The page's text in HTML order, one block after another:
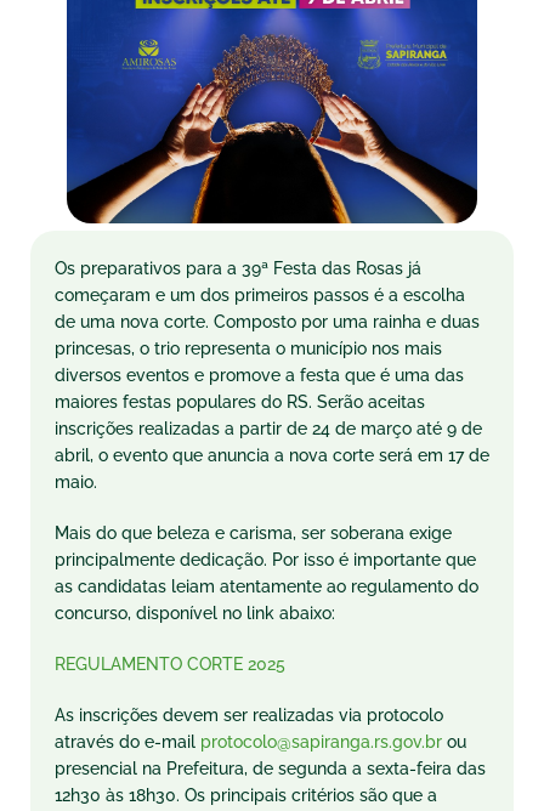
Os preparativos para a 39ª Festa das Rosas já
começaram e um dos primeiros passos é a escolha
de uma nova corte. Composto por uma rainha e duas
princesas, o trio representa o município nos mais
diversos eventos e promove a festa que é uma das
maiores festas populares do RS. Serão aceitas
inscrições realizadas a partir de 24 de março até 9 de
abril, o evento que anuncia a nova corte será em 17 de
maio.
Mais do que beleza e carisma, ser soberana exige
principalmente dedicação. Por isso é importante que
as candidatas leiam atentamente ao regulamento do
concurso, disponível no link abaixo:
REGULAMENTO CORTE 2025
As inscrições devem ser realizadas via protocolo
através do e-mail protocolo@sapiranga.rs.gov.br ou
presencial na Prefeitura, de segunda a sexta-feira das
12h30 às 18h30. Os principais critérios são que a